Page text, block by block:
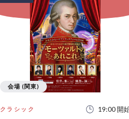
クラシック 19:00 開
会場 (関東)